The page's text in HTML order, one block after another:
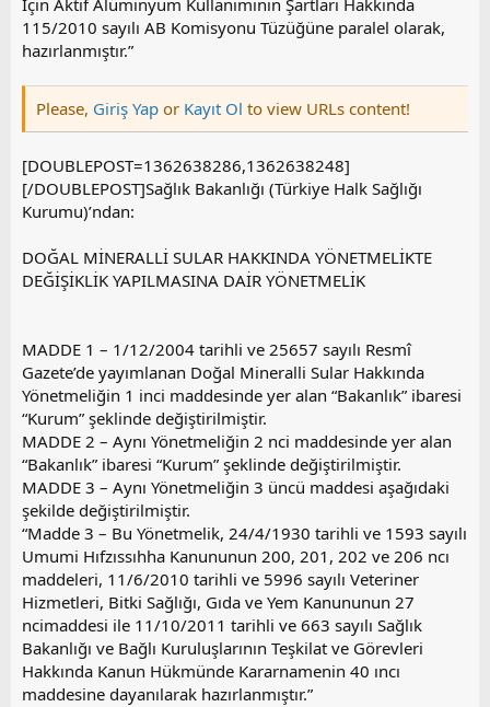
İçin Aktif Alüminyum Kullanımının Şartları Hakkında
115/2010 sayılı AB Komisyonu Tüzüğüne paralel olarak,
hazırlanmıştır.”
Please, Giriş Yap or Kayıt Ol to view URLs content!
[DOUBLEPOST=1362638286,1362638248]
[/DOUBLEPOST]Sağlık Bakanlığı (Türkiye Halk Sağlığı
Kurumu)’ndan:
DOĞAL MİNERALLİ SULAR HAKKINDA YÖNETMELİKTE
DEĞİŞİKLİK YAPILMASINA DAİR YÖNETMELİK
MADDE 1 – 1/12/2004 tarihli ve 25657 sayılı Resmî
Gazete’de yayımlanan Doğal Mineralli Sular Hakkında
Yönetmeliğin 1 inci maddesinde yer alan “Bakanlık” ibaresi
“Kurum” şeklinde değiştirilmiştir.
MADDE 2 – Aynı Yönetmeliğin 2 nci maddesinde yer alan
“Bakanlık” ibaresi “Kurum” şeklinde değiştirilmiştir.
MADDE 3 – Aynı Yönetmeliğin 3 üncü maddesi aşağıdaki
şekilde değiştirilmiştir.
“Madde 3 – Bu Yönetmelik, 24/4/1930 tarihli ve 1593 sayılı
Umumi Hıfzıssıhha Kanununun 200, 201, 202 ve 206 ncı
maddeleri, 11/6/2010 tarihli ve 5996 sayılı Veteriner
Hizmetleri, Bitki Sağlığı, Gıda ve Yem Kanununun 27
ncimaddesi ile 11/10/2011 tarihli ve 663 sayılı Sağlık
Bakanlığı ve Bağlı Kuruluşlarının Teşkilat ve Görevleri
Hakkında Kanun Hükmünde Kararnamenin 40 ıncı
maddesine dayanılarak hazırlanmıştır.”